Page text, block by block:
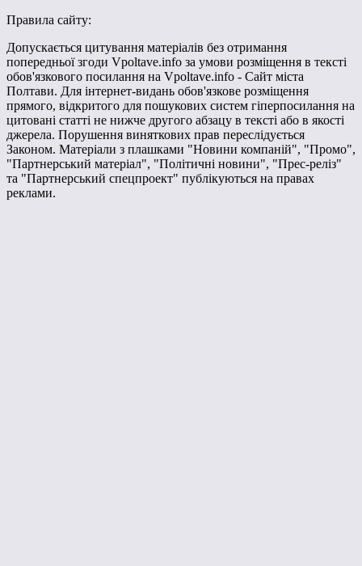
Правила сайту:
Допускається цитування матеріалів без отримання
попередньої згоди Vpoltave.info за умови розміщення в тексті
обов'язкового посилання на Vpoltave.info - Сайт міста
Полтави. Для інтернет-видань обов'язкове розміщення
прямого, відкритого для пошукових систем гіперпосилання на
цитовані статті не нижче другого абзацу в тексті або в якості
джерела. Порушення виняткових прав переслідується
Законом. Матеріали з плашками "Новини компаній", "Промо",
"Партнерський матеріал", "Політичні новини", "Прес-реліз"
та "Партнерський спецпроект" публікуються на правах
реклами.